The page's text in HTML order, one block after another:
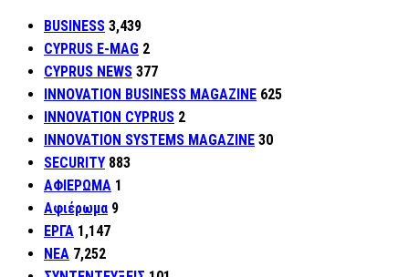
BUSINESS 3,439
CYPRUS E-MAG 2
CYPRUS NEWS 377
INNOVATION BUSINESS MAGAZINE 625
INNOVATION CYPRUS 2
INNOVATION SYSTEMS MAGAZINE 30
SECURITY 883
ΑΦΙΕΡΩΜΑ 1
Αφιέρωμα 9
ΕΡΓΑ 1,147
ΝΕΑ 7,252